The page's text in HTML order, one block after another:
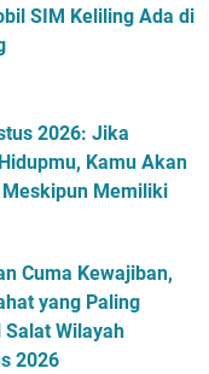
SIM Keliling Ada di
2026: Jika
Kamu Akan
Memiliki
Cuma Kewajiban,
yang Paling
Wilayah
2026